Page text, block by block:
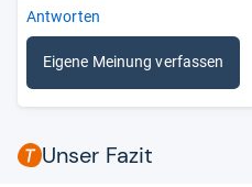
Antworten
Eigene Meinung verfassen
Unser Fazit